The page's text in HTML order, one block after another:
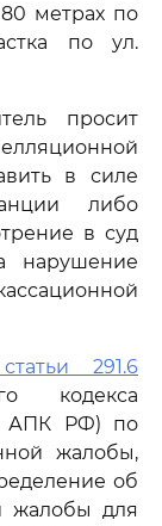
метрах по
по ул.
просит
в силе
либо
в суд
нарушение
291.6
кодекса
- АПК РФ) по
жалобы,
об
жалобы для